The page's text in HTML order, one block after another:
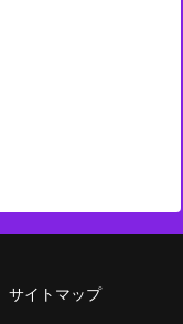
サイトマップ